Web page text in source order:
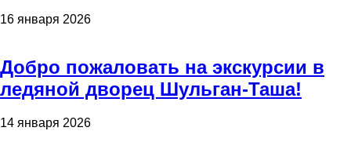
16 января 2026
Добро пожаловать на экскурсии в
ледяной дворец Шульган-Таша!
14 января 2026